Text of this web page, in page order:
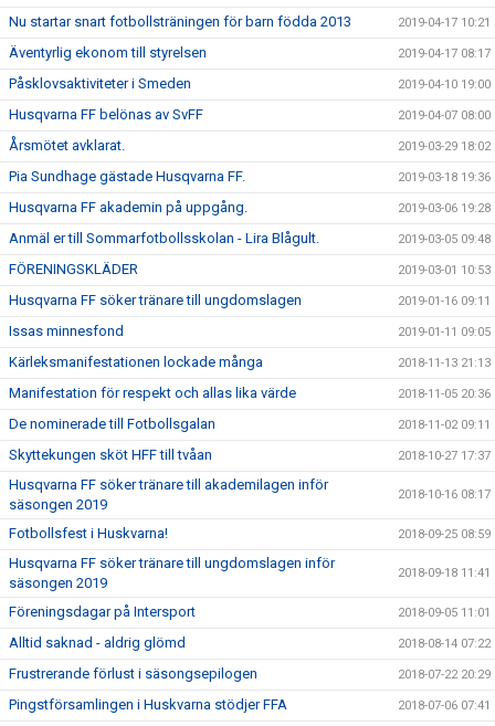
Nu startar snart fotbollsträningen för barn födda 2013 2019-04-17 10:21
Äventyrlig ekonom till styrelsen 2019-04-17 08:17
Påsklovsaktiviteter i Smeden 2019-04-10 19:00
Husqvarna FF belönas av SvFF 2019-04-07 08:00
Årsmötet avklarat. 2019-03-29 18:02
Pia Sundhage gästade Husqvarna FF. 2019-03-18 19:36
Husqvarna FF akademin på uppgång. 2019-03-06 19:28
Anmäl er till Sommarfotbollsskolan - Lira Blågult. 2019-03-05 09:48
FÖRENINGSKLÄDER 2019-03-01 10:53
Husqvarna FF söker tränare till ungdomslagen 2019-01-16 09:11
Issas minnesfond 2019-01-11 09:05
Kärleksmanifestationen lockade många 2018-11-13 21:13
Manifestation för respekt och allas lika värde 2018-11-05 20:36
De nominerade till Fotbollsgalan 2018-11-02 09:11
Skyttekungen sköt HFF till tvåan 2018-10-27 17:37
Husqvarna FF söker tränare till akademilagen inför
säsongen 2019
2018-10-16 08:17
Fotbollsfest i Huskvarna! 2018-09-25 08:59
Husqvarna FF söker tränare till ungdomslagen inför
säsongen 2019
2018-09-18 11:41
Föreningsdagar på Intersport 2018-09-05 11:01
Alltid saknad - aldrig glömd 2018-08-14 07:22
Frustrerande förlust i säsongsepilogen 2018-07-22 20:29
Pingstförsamlingen i Huskvarna stödjer FFA 2018-07-06 07:41